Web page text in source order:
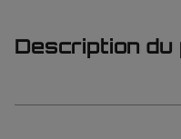
Description du